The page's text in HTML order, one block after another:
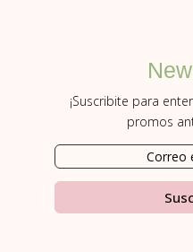
¡Suscribite para
promos